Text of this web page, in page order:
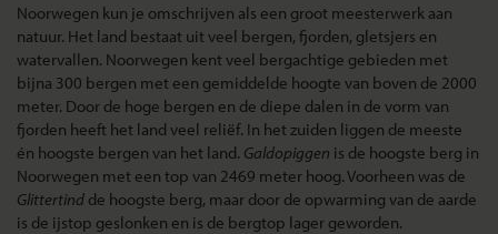
Noorwegen kun je omschrijven als een groot meesterwerk aan
natuur. Het land bestaat uit veel bergen, fjorden, gletsjers en
watervallen. Noorwegen kent veel bergachtige gebieden met
bijna 300 bergen met een gemiddelde hoogte van boven de 2000
meter. Door de hoge bergen en de diepe dalen in de vorm van
fjorden heeft het land veel reliëf. In het zuiden liggen de meeste
én hoogste bergen van het land. Galdopiggen is de hoogste berg in
Noorwegen met een top van 2469 meter hoog. Voorheen was de
Glittertind de hoogste berg, maar door de opwarming van de aarde
is de ijstop geslonken en is de bergtop lager geworden.